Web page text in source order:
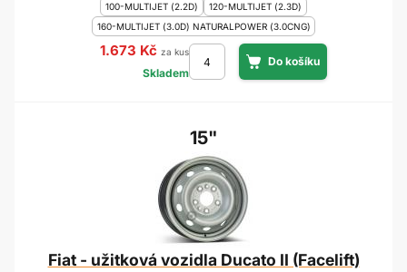
100-MULTIJET (2.2D)
120-MULTIJET (2.3D)
160-MULTIJET (3.0D) NATURALPOWER (3.0CNG)
1.673 Kčza kus
Skladem
15"
Fiat - užitková vozidla Ducato II (Facelift)